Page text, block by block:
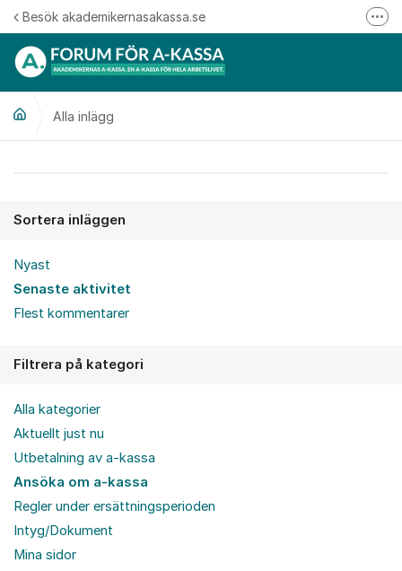
Hoppa till innehåll
Besök akademikernasakassa.se
Alla inlägg
Sortera inläggen
Nyast
Senaste aktivitet
Flest kommentarer
Filtrera på kategori
Alla kategorier
Aktuellt just nu
Utbetalning av a-kassa
Ansöka om a-kassa
Regler under ersättningsperioden
Intyg/Dokument
Mina sidor